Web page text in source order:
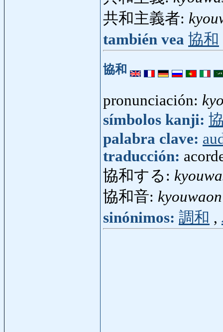
共和主義者:
también vea 協和
協和
pronunciación:
símbolos kanji:
palabra clave:
traducción:
協和する:
協和音: kyouwaon
sinónimos: 調和 ,